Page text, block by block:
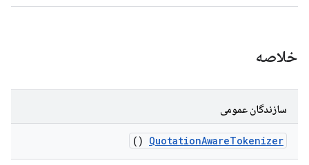
خلاصه
سازندگان عمومی
QuotationAwareTokenizer
()